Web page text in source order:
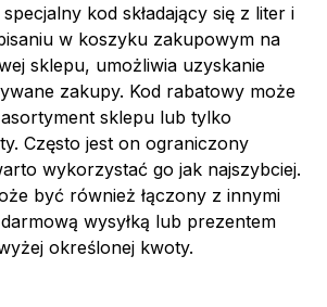
kod składający się z liter i
w koszyku zakupowym na
sklepu, umożliwia uzyskanie
zakupy. Kod rabatowy może
sklepu lub tylko
Często jest on ograniczony
wykorzystać go jak najszybciej.
być również łączony z innymi
wysyłką lub prezentem
określonej kwoty.